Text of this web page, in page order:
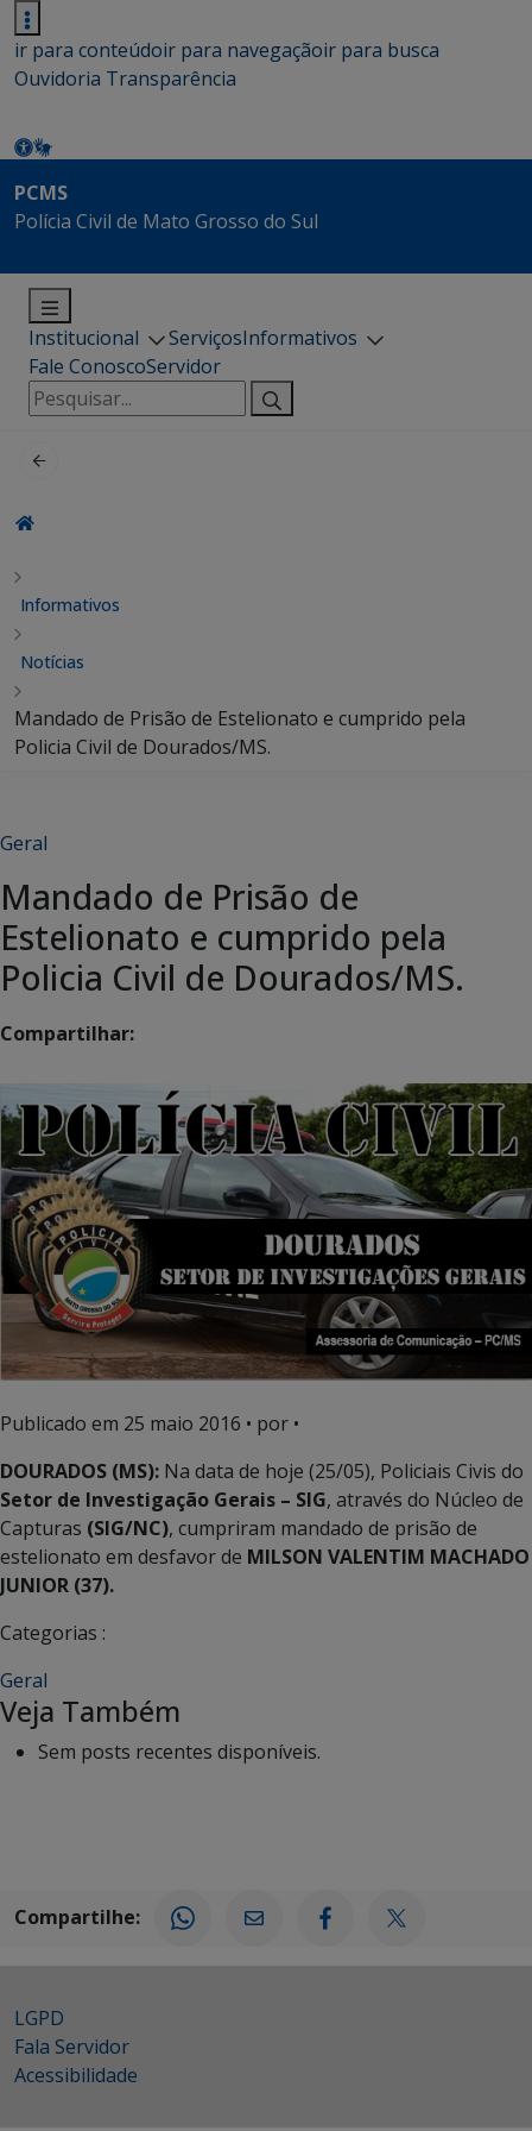
ir para conteúdoir para navegaçãoir para busca
Ouvidoria Transparência
PCMS
Polícia Civil de Mato Grosso do Sul
Institucional ServiçosInformativos
Fale ConoscoServidor
Pesquisar
por:
Informativos
Notícias
Mandado de Prisão de Estelionato e cumprido pela
Policia Civil de Dourados/MS.
Geral
Mandado de Prisão de
Estelionato e cumprido pela
Policia Civil de Dourados/MS.
Compartilhar:
Publicado em 25 maio 2016 • por •
DOURADOS (MS): Na data de hoje (25/05), Policiais Civis do
Setor de Investigação Gerais – SIG, através do Núcleo de
Capturas (SIG/NC), cumpriram mandado de prisão de
estelionato em desfavor de MILSON VALENTIM MACHADO
JUNIOR (37).
Categorias :
Geral
Veja Também
Sem posts recentes disponíveis.
Compartilhe:
LGPD
Fala Servidor
Acessibilidade